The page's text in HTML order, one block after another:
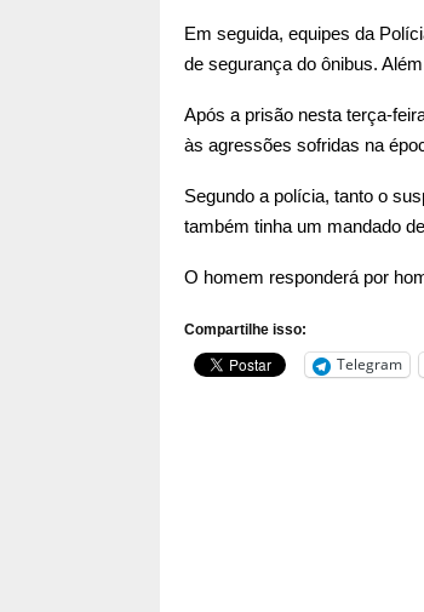
Em seguida, equipes da
de segurança do ônibus.
Após a prisão nesta terça-
às agressões sofridas na
Segundo a polícia, tanto o
também tinha um mandado
O homem responderá por
Compartilhe isso:
Telegram